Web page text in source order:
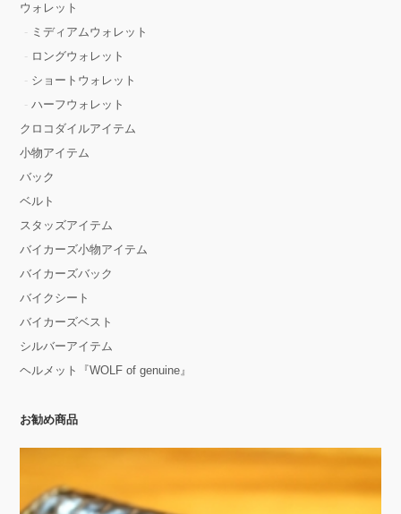
ウォレット
ミディアムウォレット
ロングウォレット
ショートウォレット
ハーフウォレット
クロコダイルアイテム
小物アイテム
バック
ベルト
スタッズアイテム
バイカーズ小物アイテム
バイカーズバック
バイクシート
バイカーズベスト
シルバーアイテム
ヘルメット『WOLF of genuine』
お勧め商品